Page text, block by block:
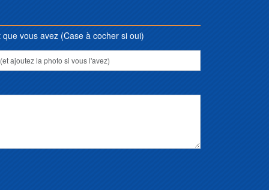
vous avez (Case à cocher si oui)